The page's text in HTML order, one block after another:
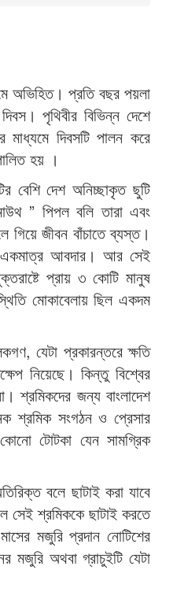
অভিহিত। প্রতি বছর পয়লা
পৃথিবীর বিভিন্ন দেশে
দিবসটি পালন করে
হয় ।
বেশি দেশ অনিচ্ছাকৃত ছুটি
” পিপল বলি তারা এবং
গিয়ে জীবন বাঁচাতে ব্যস্ত।
একমাত্র আবদার। আর সেই
প্রায় ৩ কোটি মানুষ
মোকাবেলায় ছিল একদম
যেটা প্রকারন্তরে ক্ষতি
নিয়েছে। কিন্তু বিশ্বের
শ্রমিকদের জন্য বাংলাদেশ
সংগঠন ও প্রেসার
টোটকা যেন সামগ্রিক
বলে ছাটাই করা যাবে
শ্রমিককে ছাটাই করতে
মজুরি প্রদান নোটিশের
মজুরি অথবা গ্রাচুইটি যেটা